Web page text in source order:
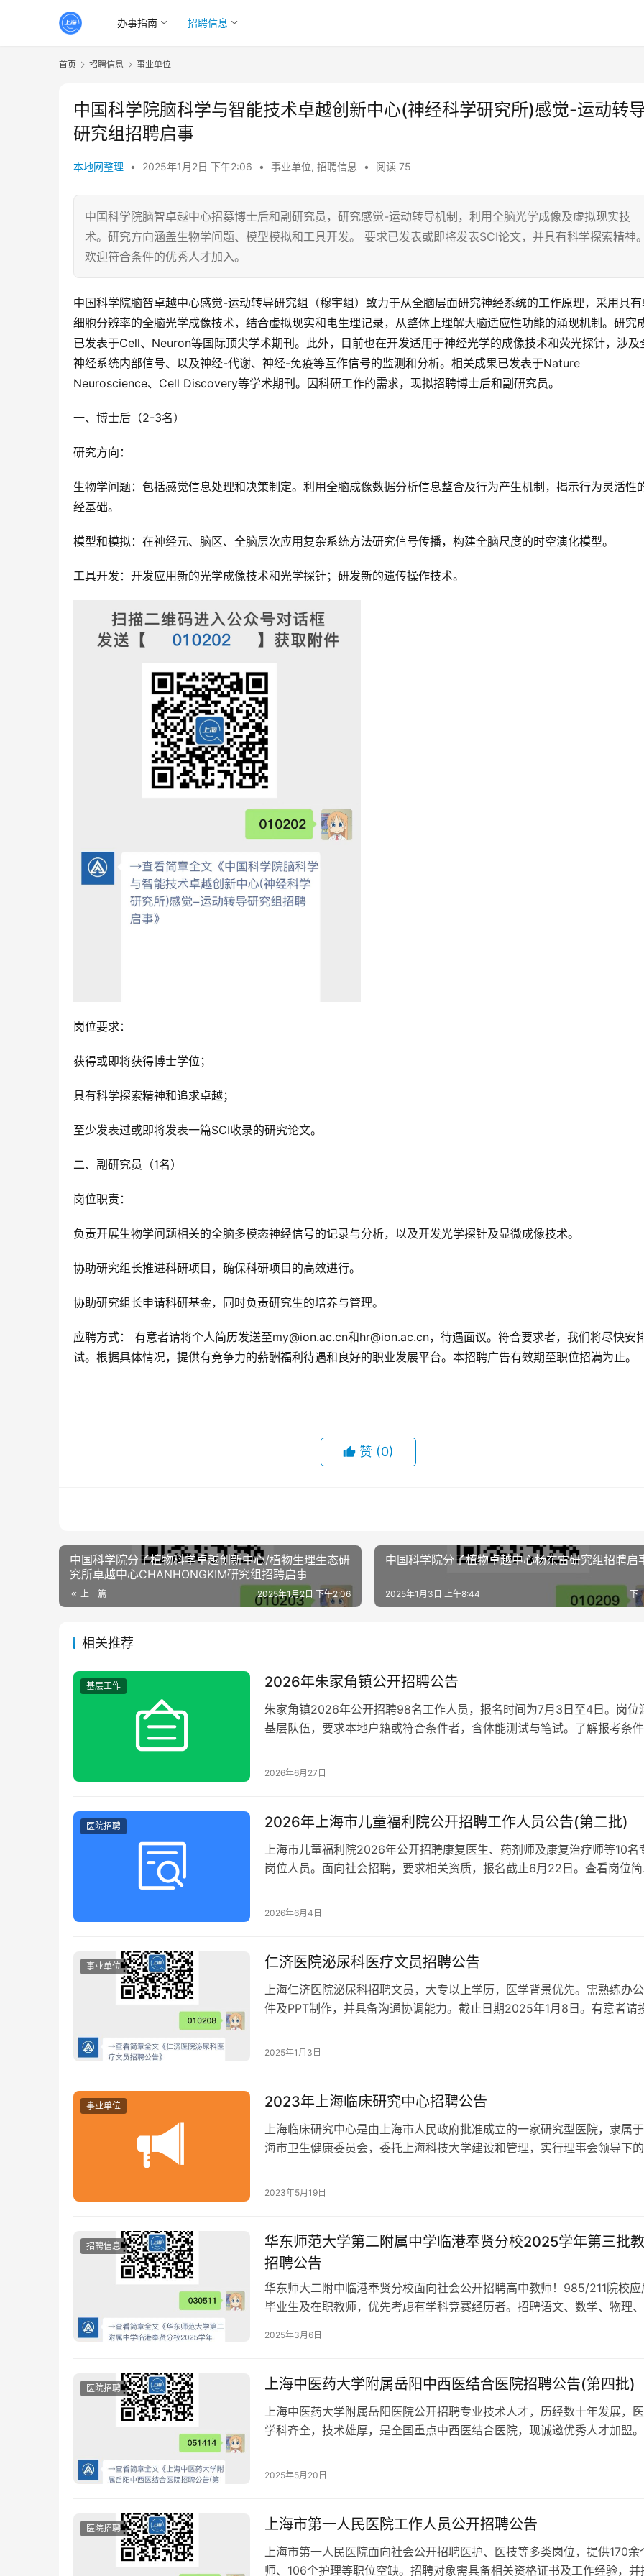
办事指南 招聘信息
首页 招聘信息 事业单位
中国科学院脑科学与智能技术卓越创新中心(神经科学研究所)感觉-运动转
研究组招聘启事
本地网整理 • 2025年1月2日 下午2:06 • 事业单位, 招聘信息 • 阅读 75
中国科学院脑智卓越中心招募博士后和副研究员，研究感觉-运动转导机制，利用全脑光学成像及虚拟现实技
术。研究方向涵盖生物学问题、模型模拟和工具开发。 要求已发表或即将发表SCI论文，并具有科学探索精神。
欢迎符合条件的优秀人才加入。
中国科学院脑智卓越中心感觉-运动转导研究组（穆宇组）致力于从全脑层面研究神经系统的工作原理，采用具
细胞分辨率的全脑光学成像技术，结合虚拟现实和电生理记录，从整体上理解大脑适应性功能的涌现机制。研究
已发表于Cell、Neuron等国际顶尖学术期刊。此外，目前也在开发适用于神经光学的成像技术和荧光探针，涉及
神经系统内部信号、以及神经-代谢、神经-免疫等互作信号的监测和分析。相关成果已发表于Nature
Neuroscience、Cell Discovery等学术期刊。因科研工作的需求，现拟招聘博士后和副研究员。
一、博士后（2-3名）
研究方向：
生物学问题：包括感觉信息处理和决策制定。利用全脑成像数据分析信息整合及行为产生机制，揭示行为灵活性
经基础。
模型和模拟：在神经元、脑区、全脑层次应用复杂系统方法研究信号传播，构建全脑尺度的时空演化模型。
工具开发：开发应用新的光学成像技术和光学探针；研发新的遗传操作技术。
岗位要求：
获得或即将获得博士学位；
具有科学探索精神和追求卓越；
至少发表过或即将发表一篇SCI收录的研究论文。
二、副研究员（1名）
岗位职责：
负责开展生物学问题相关的全脑多模态神经信号的记录与分析，以及开发光学探针及显微成像技术。
协助研究组长推进科研项目，确保科研项目的高效进行。
协助研究组长申请科研基金，同时负责研究生的培养与管理。
应聘方式： 有意者请将个人简历发送至my@ion.ac.cn和hr@ion.ac.cn，待遇面议。符合要求者，我们将尽快安
试。根据具体情况，提供有竞争力的薪酬福利待遇和良好的职业发展平台。本招聘广告有效期至职位招满为止。
赞 (0)
中国科学院分子植物科学卓越创新中心/植物生理生态研
究所卓越中心CHANHONGKIM研究组招聘启事
上一篇 2025年1月2日 下午2:06
中国科学院分子植物卓越中心杨东雷研究组招聘启
下
2025年1月3日 上午8:44
相关推荐
基层工作 2026年朱家角镇公开招聘公告
朱家角镇2026年公开招聘98名工作人员，报名时间为7月3日至4日。岗位
基层队伍，要求本地户籍或符合条件者，含体能测试与笔试。了解报考条件
2026年6月27日
医院招聘 2026年上海市儿童福利院公开招聘工作人员公告(第二批)
上海市儿童福利院2026年公开招聘康复医生、药剂师及康复治疗师等10名
岗位人员。面向社会招聘，要求相关资质，报名截止6月22日。查看岗位简
2026年6月4日
事业单位 仁济医院泌尿科医疗文员招聘公告
上海仁济医院泌尿科招聘文员，大专以上学历，医学背景优先。需熟练办
件及PPT制作，并具备沟通协调能力。截止日期2025年1月8日。有意者请
2025年1月3日
事业单位 2023年上海临床研究中心招聘公告
上海临床研究中心是由上海市人民政府批准成立的一家研究型医院，隶属
海市卫生健康委员会，委托上海科技大学建设和管理，实行理事会领导下的
2023年5月19日
招聘信息
华东师范大学第二附属中学临港奉贤分校2025学年第三批
招聘公告
华东师大二附中临港奉贤分校面向社会公开招聘高中教师！985/211院校应
毕业生及在职教师，优先考虑有学科竞赛经历者。招聘语文、数学、物理、
2025年3月6日
医院招聘 上海中医药大学附属岳阳中西医结合医院招聘公告(第四批)
上海中医药大学附属岳阳医院公开招聘专业技术人才，历经数十年发展，
学科齐全，技术雄厚，是全国重点中西医结合医院，现诚邀优秀人才加盟。
2025年5月20日
医院招聘 上海市第一人民医院工作人员公开招聘公告
上海市第一人民医院面向社会公开招聘医护、医技等多类岗位，提供170余
师、106个护理等职位空缺。招聘对象需具备相关资格证书及工作经验，并